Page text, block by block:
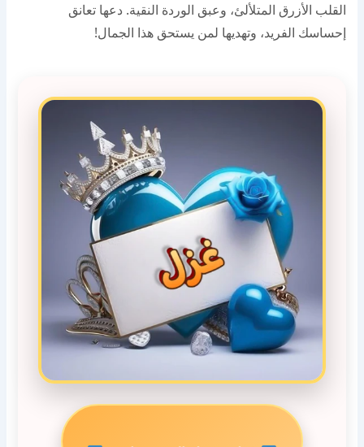
القلب الأزرق المتلألئ، وعبق الوردة النقية. دعها تعانق
إحساسك الفريد، وتهديها لمن يستحق هذا الجمال!